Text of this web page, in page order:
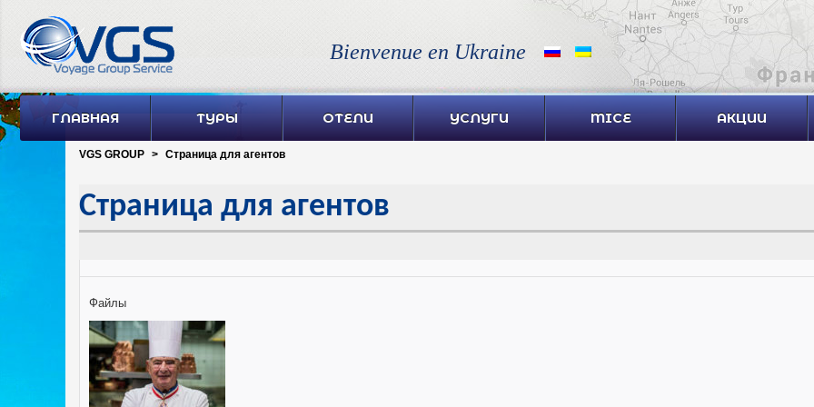
Bienvenue en Ukraine
ГЛАВНАЯ ТУРЫ ОТЕЛИ УСЛУГИ MICE АКЦИИ
VGS GROUP > Страница для агентов
Страница для агентов
Файлы